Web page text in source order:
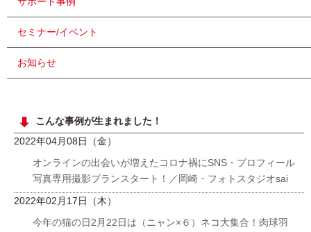
セミナー/イベント
お知らせ
こんな事例が生まれました！
2022年04月08日（金）
オンラインの出会いが増えたコロナ禍にSNS・プロフィール
写真専用撮影プランスタート！／岡崎・フォトスタジオsai
2022年02月17日（木）
今年の猫の日2月22日は（ニャン×６）ネコ大集合！肉球羽